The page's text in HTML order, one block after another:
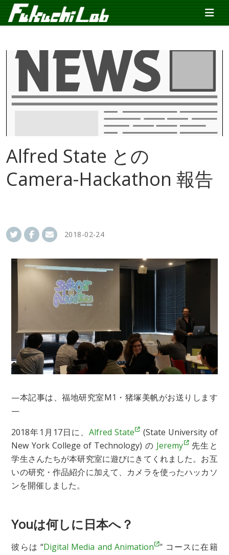
Alfred State との
Camera-Hackathon 報告
2018-02-24
—本記事は、福地研究室M1・猪塚美帆がお送りします
—
2018年1月17日に、 Alfred State
(State University of
New York College of Technology) の Jeremy 先生と
学生さんたちが本研究室に遊びにきてくれました。お互
いの研究・作品紹介に加えて、カメラを使ったハッカソ
ンを開催しました。
Youは何しに日本へ？
彼らは “Digital Media and Animation " コースに在籍